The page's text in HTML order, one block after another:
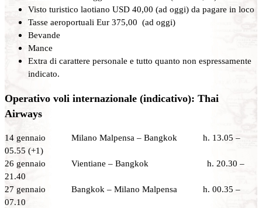
Visto turistico laotiano USD 40,00 (ad oggi) da pagare in loco
Tasse aeroportuali Eur 375,00 (ad oggi)
Bevande
Mance
Extra di carattere personale e tutto quanto non espressamente
indicato.
Operativo voli internazionale (indicativo): Thai
Airways
14 gennaio Milano Malpensa – Bangkok h. 13.05 –
05.55 (+1)
26 gennaio Vientiane – Bangkok h. 20.30 –
21.40
27 gennaio Bangkok – Milano Malpensa h. 00.35 –
07.10